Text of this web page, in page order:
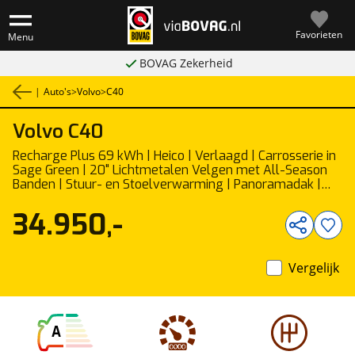
Menu Favorieten
BOVAG Zekerheid
| Auto's>Volvo>C40
Volvo C40
Recharge Plus 69 kWh | Heico | Verlaagd | Carrosserie in
Sage Green | 20" Lichtmetalen Velgen met All-Season
Banden | Stuur- en Stoelverwarming | Panoramadak |
Harman Kardon | 360 Graden Camera
A
34.950,-
Vergelijk